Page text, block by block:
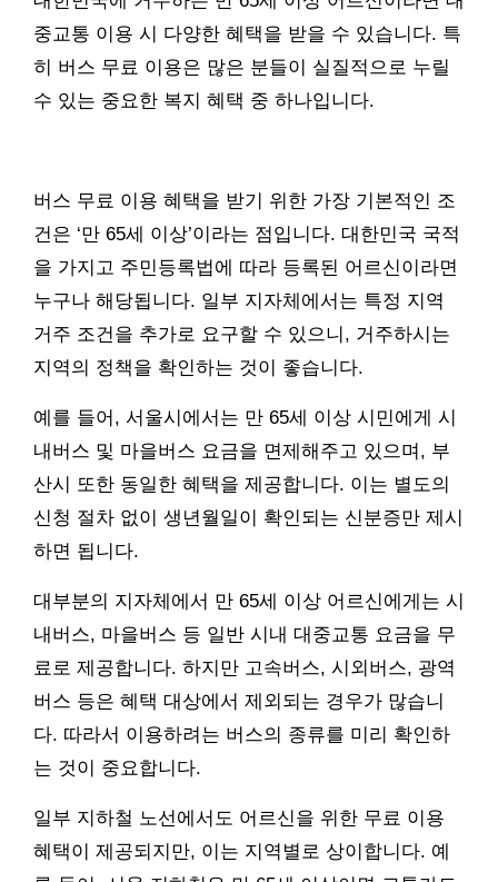
중교통 이용 시 다양한 혜택을 받을 수 있습니다. 특
히 버스 무료 이용은 많은 분들이 실질적으로 누릴
수 있는 중요한 복지 혜택 중 하나입니다.
버스 무료 이용 혜택을 받기 위한 가장 기본적인 조
건은 ‘만 65세 이상’이라는 점입니다. 대한민국 국적
을 가지고 주민등록법에 따라 등록된 어르신이라면
누구나 해당됩니다. 일부 지자체에서는 특정 지역
거주 조건을 추가로 요구할 수 있으니, 거주하시는
지역의 정책을 확인하는 것이 좋습니다.
예를 들어, 서울시에서는 만 65세 이상 시민에게 시
내버스 및 마을버스 요금을 면제해주고 있으며, 부
산시 또한 동일한 혜택을 제공합니다. 이는 별도의
신청 절차 없이 생년월일이 확인되는 신분증만 제시
하면 됩니다.
대부분의 지자체에서 만 65세 이상 어르신에게는 시
내버스, 마을버스 등 일반 시내 대중교통 요금을 무
료로 제공합니다. 하지만 고속버스, 시외버스, 광역
버스 등은 혜택 대상에서 제외되는 경우가 많습니
다. 따라서 이용하려는 버스의 종류를 미리 확인하
는 것이 중요합니다.
일부 지하철 노선에서도 어르신을 위한 무료 이용
혜택이 제공되지만, 이는 지역별로 상이합니다. 예